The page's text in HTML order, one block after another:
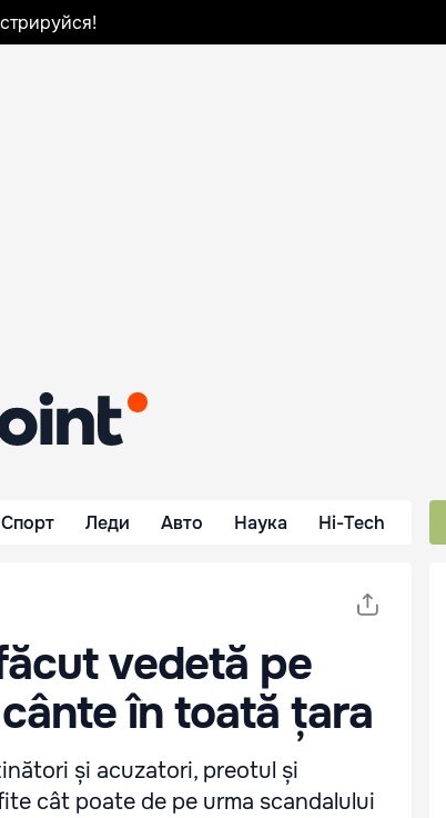
Спорт Леди Авто Наука Hi-Tech
vedetă pe
în toată țara
și acuzatori, preotul și
cât poate de pe urma scandalului